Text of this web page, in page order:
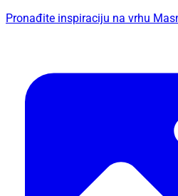
Pronađite inspiraciju na vrhu